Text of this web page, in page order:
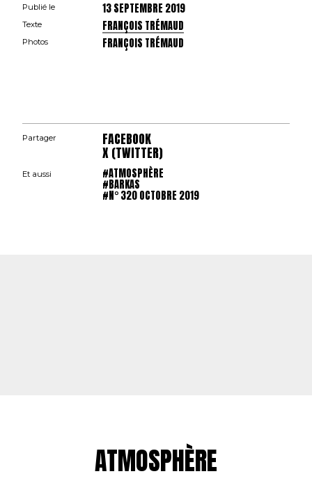
Publié le 13 SEPTEMBRE 2019
Texte FRANÇOIS TRÉMAUD
Photos FRANÇOIS TRÉMAUD
Partager FACEBOOK
X (TWITTER)
Et aussi #ATMOSPHÈRE
#BARKAS
#N° 320 OCTOBRE 2019
ATMOSPHÈRE